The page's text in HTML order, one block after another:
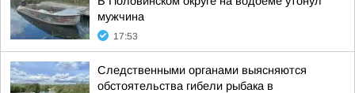
мужчина
17:53
Следственными органами выясняются
обстоятельства гибели рыбака в